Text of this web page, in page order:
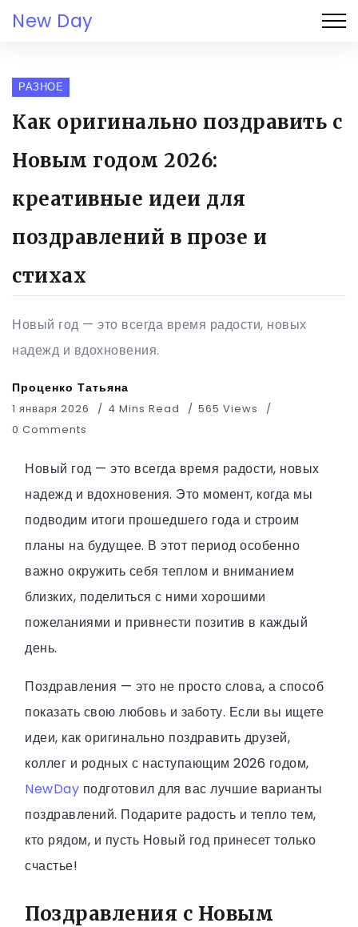
New Day
РАЗНОЕ
Как оригинально поздравить с
Новым годом 2026:
креативные идеи для
поздравлений в прозе и
стихах
Новый год — это всегда время радости, новых
надежд и вдохновения.
Проценко Татьяна
1 января 2026 4 Mins Read
565 Views
0 Comments
Новый год — это всегда время радости, новых
надежд и вдохновения. Это момент, когда мы
подводим итоги прошедшего года и строим
планы на будущее. В этот период особенно
важно окружить себя теплом и вниманием
близких, поделиться с ними хорошими
пожеланиями и привнести позитив в каждый
день.
Поздравления — это не просто слова, а способ
показать свою любовь и заботу. Если вы ищете
идеи, как оригинально поздравить друзей,
коллег и родных с наступающим 2026 годом,
NewDay подготовил для вас лучшие варианты
поздравлений. Подарите радость и тепло тем,
кто рядом, и пусть Новый год принесет только
счастье!
Поздравления с Новым